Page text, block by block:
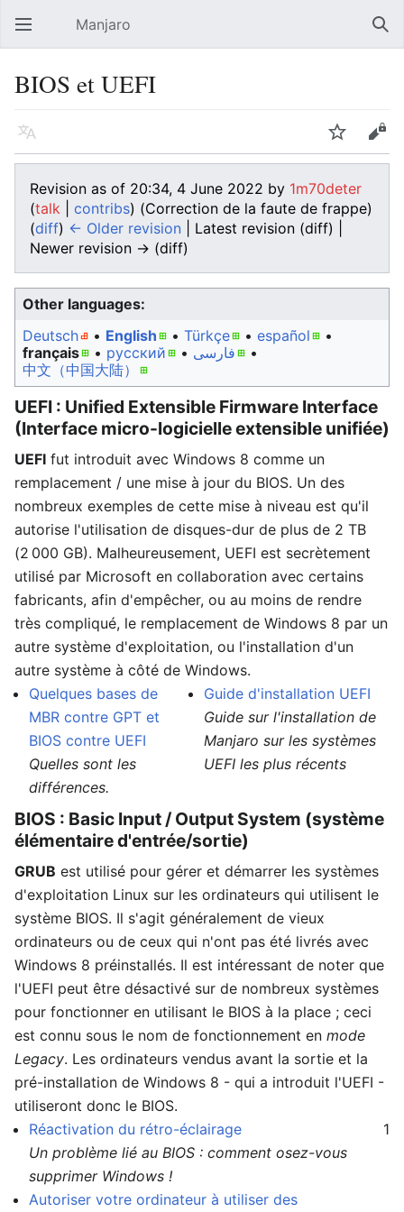
Open main menu Manjaro
BIOS et UEFI
Language Watch Edit
Revision as of 20:34, 4 June 2022 by 1m70deter
(talk contribs) (Correction de la faute de frappe)
(diff) ← Older revision | Latest revision (diff) |
Newer revision → (diff)
Other languages:
Deutsch
• ‎ English • ‎ Türkçe • ‎ español
•
français • ‎ русский • ‎ فارسی
• ‎
中文（中国大陆）‎
UEFI : Unified Extensible Firmware Interface
(Interface micro-logicielle extensible unifiée)
UEFI fut introduit avec Windows 8 comme un
remplacement / une mise à jour du BIOS. Un des
nombreux exemples de cette mise à niveau est qu'il
autorise l'utilisation de disques-dur de plus de 2 TB
(2 000 GB). Malheureusement, UEFI est secrètement
utilisé par Microsoft en collaboration avec certains
fabricants, afin d'empêcher, ou au moins de rendre
très compliqué, le remplacement de Windows 8 par un
autre système d'exploitation, ou l'installation d'un
autre système à côté de Windows.
Quelques bases de
MBR contre GPT et
BIOS contre UEFI
Quelles sont les
différences.
Guide d'installation UEFI
Guide sur l'installation de
Manjaro sur les systèmes
UEFI les plus récents
BIOS : Basic Input / Output System (système
élémentaire d'entrée/sortie)
GRUB est utilisé pour gérer et démarrer les systèmes
d'exploitation Linux sur les ordinateurs qui utilisent le
système BIOS. Il s'agit généralement de vieux
ordinateurs ou de ceux qui n'ont pas été livrés avec
Windows 8 préinstallés. Il est intéressant de noter que
l'UEFI peut être désactivé sur de nombreux systèmes
pour fonctionner en utilisant le BIOS à la place ; ceci
est connu sous le nom de fonctionnement en mode
Legacy. Les ordinateurs vendus avant la sortie et la
pré-installation de Windows 8 - qui a introduit l'UEFI -
utiliseront donc le BIOS.
Réactivation du rétro-éclairage
Un problème lié au BIOS : comment osez-vous
supprimer Windows !
Autoriser votre ordinateur à utiliser des
1